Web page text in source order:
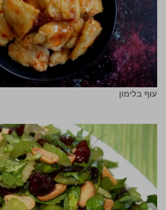
עוף בלימון